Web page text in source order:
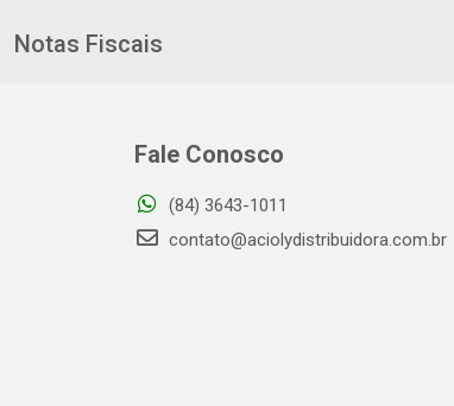
Notas Fiscais
Fale Conosco
(84) 3643-1011
contato@aciolydistribuidora.com.br